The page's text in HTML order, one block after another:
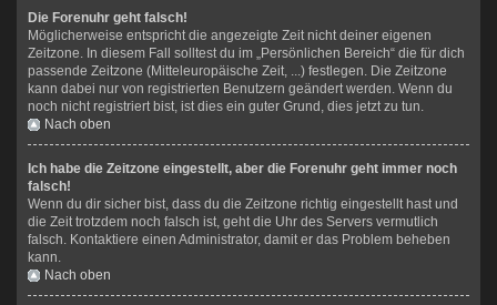
Die Forenuhr geht falsch!
Möglicherweise entspricht die angezeigte Zeit nicht deiner eigenen
Zeitzone. In diesem Fall solltest du im „Persönlichen Bereich“ die für dich
passende Zeitzone (Mitteleuropäische Zeit, ...) festlegen. Die Zeitzone
kann dabei nur von registrierten Benutzern geändert werden. Wenn du
noch nicht registriert bist, ist dies ein guter Grund, dies jetzt zu tun.
Nach oben
Ich habe die Zeitzone eingestellt, aber die Forenuhr geht immer noch
falsch!
Wenn du dir sicher bist, dass du die Zeitzone richtig eingestellt hast und
die Zeit trotzdem noch falsch ist, geht die Uhr des Servers vermutlich
falsch. Kontaktiere einen Administrator, damit er das Problem beheben
kann.
Nach oben